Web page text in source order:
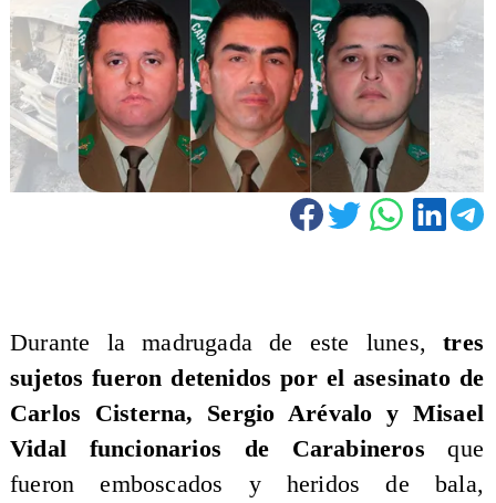
Durante la madrugada de este lunes, tres
sujetos fueron detenidos por el asesinato de
Carlos Cisterna, Sergio Arévalo y Misael
Vidal funcionarios de Carabineros que
fueron emboscados y heridos de bala,